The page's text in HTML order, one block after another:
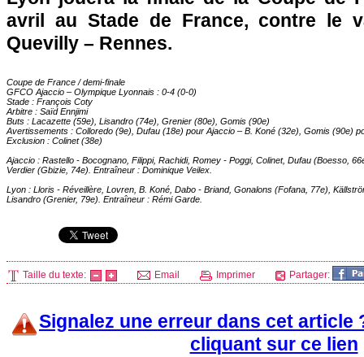
avril au Stade de France, contre le
Quevilly – Rennes.
Coupe de France / demi-finale
GFCO Ajaccio – Olympique Lyonnais : 0-4 (0-0)
Stade : François Coty
Arbitre : Saïd Ennjimi
Buts : Lacazette (59e), Lisandro (74e), Grenier (80e), Gomis (90e)
Avertissements : Colloredo (9e), Dufau (18e) pour Ajaccio – B. Koné (32e), Gomis (90e)
Exclusion : Colinet (38e)
Ajaccio : Rastello - Bocognano, Filippi, Rachidi, Romey - Poggi, Colinet, Dufau (Boesso,
Verdier (Gbizie, 74e). Entraîneur : Dominique Veilex.
Lyon : Lloris - Réveillère, Lovren, B. Koné, Dabo - Briand, Gonalons (Fofana, 77e),
Lisandro (Grenier, 79e). Entraîneur : Rémi Garde.
Taille du texte: Email Imprimer Partager:
Signalez une erreur dans cet article
cliquant sur ce lien